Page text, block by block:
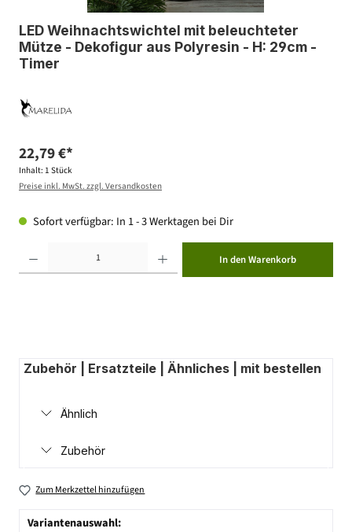
LED Weihnachtswichtel mit beleuchteter
Mütze - Dekofigur aus Polyresin - H: 29cm -
Timer
22,79 €*
Inhalt: 1 Stück
Preise inkl. MwSt. zzgl. Versandkosten
Sofort verfügbar: In 1 - 3 Werktagen bei Dir
In den Warenkorb
Zubehör | Ersatzteile | Ähnliches | mit bestellen
Ähnlich
Zubehör
Zum Merkzettel hinzufügen
Variantenauswahl: